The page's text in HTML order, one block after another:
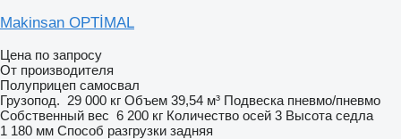
Makinsan OPTİMAL
Цена по запросу
От производителя
Полуприцеп самосвал
Грузопод. 29 000 кг Объем 39,54 м³ Подвеска пневмо/пневмо
Собственный вес 6 200 кг Количество осей 3 Высота седла
1 180 мм Способ разгрузки задняя